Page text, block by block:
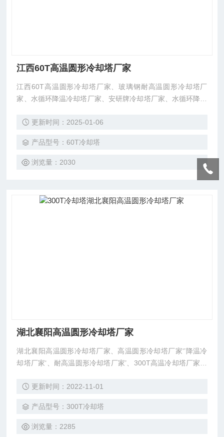
江西60T高温圆形冷却塔厂家
江西60T高温圆形冷却塔厂家、玻璃钢耐高温圆形冷却塔厂
家、水循环降温冷却塔厂家、安研牌冷却塔厂家、水循环降温
限公司安研牌高温冷却塔。
更新时间：2025-01-06
产品型号：60T冷却塔
浏览量：2030
湖北襄阳高温圆形冷却塔厂家
湖北襄阳高温圆形冷却塔厂家、高温圆形冷却塔厂家‘’降温冷
却塔厂家‘、耐高温圆形冷却塔厂家’、300T高温冷却塔厂家、
设备有限公司（安研牌）冷却塔厂家
更新时间：2022-11-01
产品型号：300T冷却塔
浏览量：2285